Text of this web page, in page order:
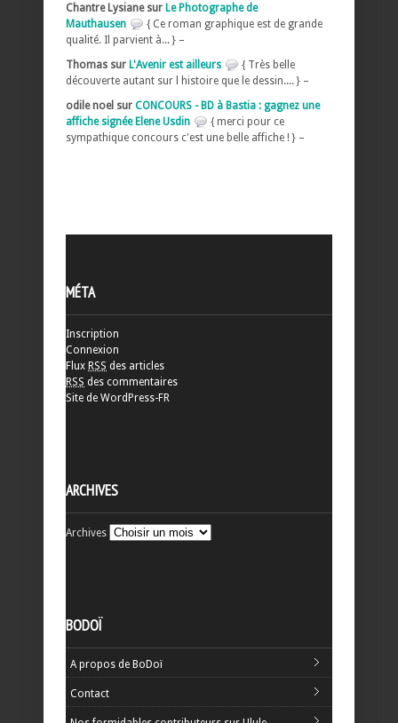
Chantre Lysiane sur Le Photographe de
Mauthausen
{ Ce roman graphique est de grande
qualité. Il parvient à... } –
Thomas sur L'Avenir est ailleurs
{ Très belle
découverte autant sur l histoire que le dessin.... } –
odile noel sur CONCOURS - BD à Bastia : gagnez une
affiche signée Elene Usdin
{ merci pour ce
sympathique concours c'est une belle affiche ! } –
MÉTA
Inscription
Connexion
Flux RSS des articles
RSS des commentaires
Site de WordPress-FR
ARCHIVES
Archives
BODOÏ
A propos de BoDoï
Contact